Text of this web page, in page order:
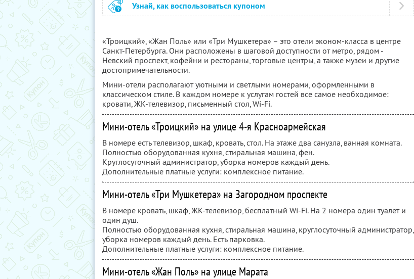
Узнай, как воспользоваться купоном
«Троицкий», «Жан Поль» или «Три Мушкетера» – это отели эконом-класса в центре
Санкт-Петербурга. Они расположены в шаговой доступности от метро, рядом -
Невский проспект, кофейни и рестораны, торговые центры, а также музеи и другие
достопримечательности.
Мини-отели располагают уютными и светлыми номерами, оформленными в
классическом стиле. В каждом номере к услугам гостей все самое необходимое:
кровати, ЖК-телевизор, письменный стол, Wi-Fi.
Мини-отель «Троицкий» на улице 4-я Красноармейская
В номере есть телевизор, шкаф, кровать, стол. На этаже два санузла, ванная комната.
Полностью оборудованная кухня, стиральная машина, фен.
Круглосуточный администратор, уборка номеров каждый день.
Дополнительные платные услуги: комплексное питание.
Мини-отель «Три Мушкетера» на Загородном проспекте
В номере кровать, шкаф, ЖК-телевизор, бесплатный Wi-Fi. На 2 номера один туалет и
один душ.
Полностью оборудованная кухня, стиральная машина, круглосуточный администратор,
уборка номеров каждый день. Есть парковка.
Дополнительные платные услуги: комплексное питание.
Мини-отель «Жан Поль» на улице Марата